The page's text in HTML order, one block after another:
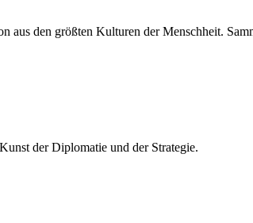
aus den größten Kulturen der Menschheit.
der Diplomatie und der Strategie.